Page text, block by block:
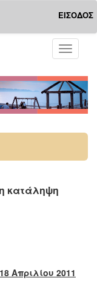
ΕΙΣΟΔΟΣ
Toggle
κατάληψη
Απριλίου 2011